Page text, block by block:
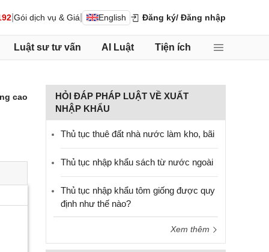
Gói dịch vụ & Giá English Đăng ký/ Đăng nhập
Luật sư tư vấn AI Luật Tiện ích
cao
HỎI ĐÁP PHÁP LUẬT VỀ XUẤT
NHẬP KHẨU
Thủ tục thuê đất nhà nước làm kho, bãi
Thủ tục nhập khẩu sách từ nước ngoài
Thủ tục nhập khẩu tôm giống được quy
định như thế nào?
Xem thêm